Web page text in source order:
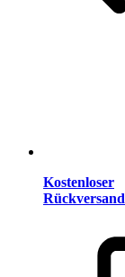
Kostenloser
Rückversand